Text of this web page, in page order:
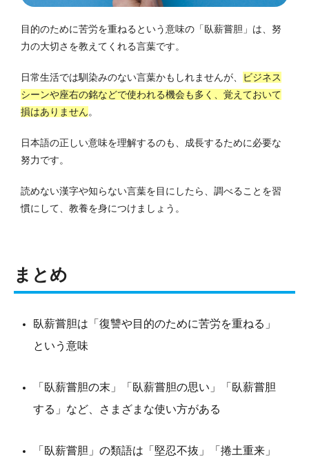
目的のために苦労を重ねるという意味の「臥薪嘗胆」は、努
力の大切さを教えてくれる言葉です。
日常生活では馴染みのない言葉かもしれませんが、
ビジネス
シーンや座右の銘などで使われる機会も多く、覚えておいて
損はありません。
日本語の正しい意味を理解するのも、成長するために必要な
努力です。
読めない漢字や知らない言葉を目にしたら、調べることを習
慣にして、教養を身につけましょう。
まとめ
臥薪嘗胆は「復讐や目的のために苦労を重ねる」
という意味
「臥薪嘗胆の末」「臥薪嘗胆の思い」「臥薪嘗胆
する」など、さまざまな使い方がある
「臥薪嘗胆」の類語は「堅忍不抜」「捲土重来」